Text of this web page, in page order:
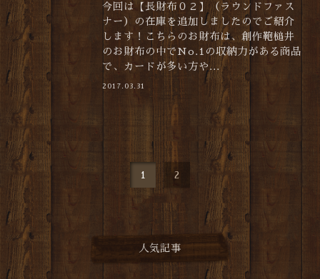
今回は【長財布０２】（ラウンドファス
ナー）の在庫を追加しましたのでご紹介
します！こちらのお財布は、創作鞄槌井
のお財布の中でNo.1の収納力がある商品
で、カードが多い方や...
2017.03.31
1 2
人気記事